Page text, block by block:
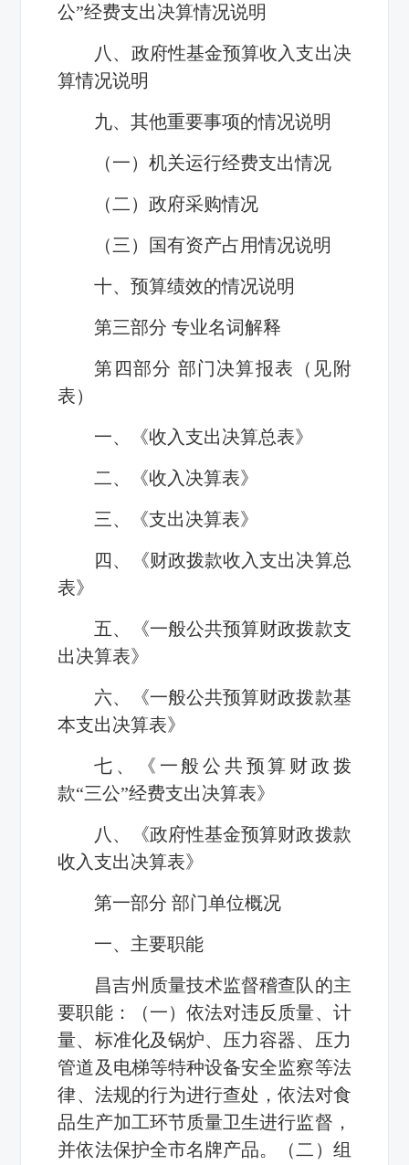
公”经费支出决算情况说明
八、政府性基金预算收入支出决
算情况说明
九、其他重要事项的情况说明
（一）机关运行经费支出情况
（二）政府采购情况
（三）国有资产占用情况说明
十、预算绩效的情况说明
第三部分 专业名词解释
第四部分 部门决算报表（见附
表）
一、《收入支出决算总表》
二、《收入决算表》
三、《支出决算表》
四、《财政拨款收入支出决算总
表》
五、《一般公共预算财政拨款支
出决算表》
六、《一般公共预算财政拨款基
本支出决算表》
七、《一般公共预算财政拨
款“三公”经费支出决算表》
八、《政府性基金预算财政拨款
收入支出决算表》
第一部分 部门单位概况
一、主要职能
昌吉州质量技术监督稽查队的主
要职能：（一）依法对违反 质量、计
量、标准化及锅炉、压力容器、压力
管道及电梯等特种设备安全监察等法
律、 法规的行为进行查处，依法对食
品生产加工环节质量卫生进行监督，
并依法保护全市名牌产品。（二）组